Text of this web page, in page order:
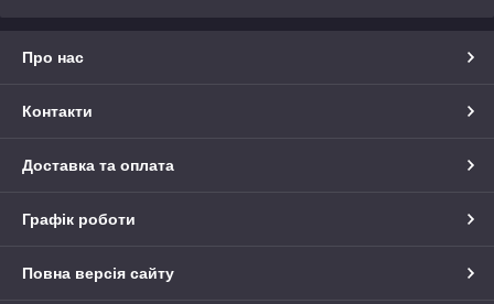
пр
ик
рождения, юбилеи, свадьбы;
При оказании услуг наше предприятие организует
Про нас
Контакти
Доставка та оплата
Графік роботи
Повна версія сайту